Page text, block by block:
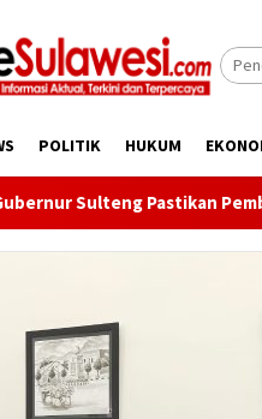
POLITIK HUKUM
Sulteng Pastikan